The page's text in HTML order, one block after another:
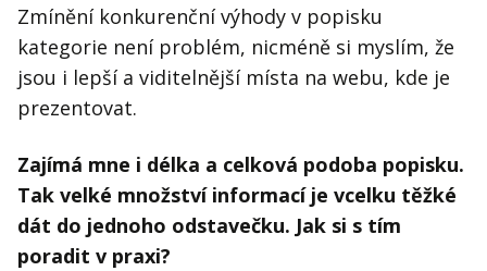
Zmínění konkurenční výhody v popisku
kategorie není problém, nicméně si myslím, že
jsou i lepší a viditelnější místa na webu, kde je
prezentovat.
Zajímá mne i délka a celková podoba popisku.
Tak velké množství informací je vcelku těžké
dát do jednoho odstavečku. Jak si s tím
poradit v praxi?